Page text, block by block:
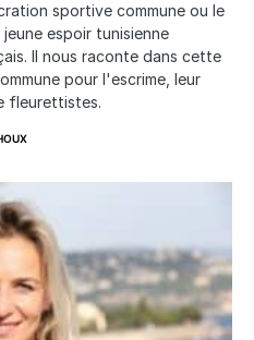
sportive commune ou le
espoir tunisienne
Il nous raconte dans cette
pour l'escrime, leur
fleurettistes.